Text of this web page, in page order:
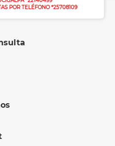
POR TELÉFONO *25708109